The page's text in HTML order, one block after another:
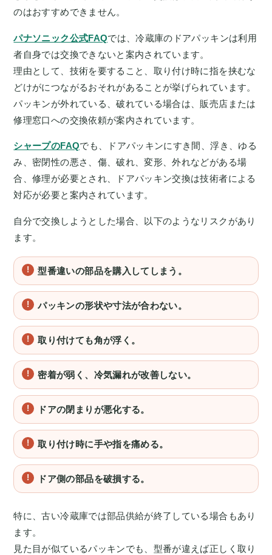
のはおすすめできません。
パナソニック公式FAQでは、冷蔵庫のドアパッキンは利用
者自身では交換できないと案内されています。
理由として、技術を要すること、取り付け時に指を挟むな
どけがにつながるおそれがあることが挙げられています。
パッキンが外れている、破れている場合は、販売店または
修理窓口への交換依頼が案内されています。
シャープのFAQでも、ドアパッキンにすき間、浮き、ゆる
み、密閉性の悪さ、傷、破れ、変形、外れなどがある場
合、修理が必要とされ、ドアパッキン交換は技術者による
対応が必要と案内されています。
自分で交換しようとした場合、以下のようなリスクがあり
ます。
型番違いの部品を購入してしまう。
パッキンの形状や寸法が合わない。
取り付けても角が浮く。
密着が弱く、冷気漏れが改善しない。
ドアの閉まりが悪化する。
取り付け時に手や指を痛める。
ドア側の部品を破損する。
特に、古い冷蔵庫では部品供給が終了している場合もあり
ます。
見た目が似ているパッキンでも、型番が違えば正しく取り